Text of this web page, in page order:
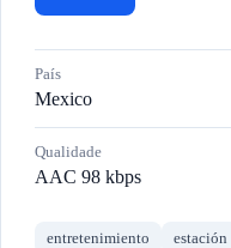
País
Mexico
Qualidade
AAC 98 kbps
entretenimiento estación